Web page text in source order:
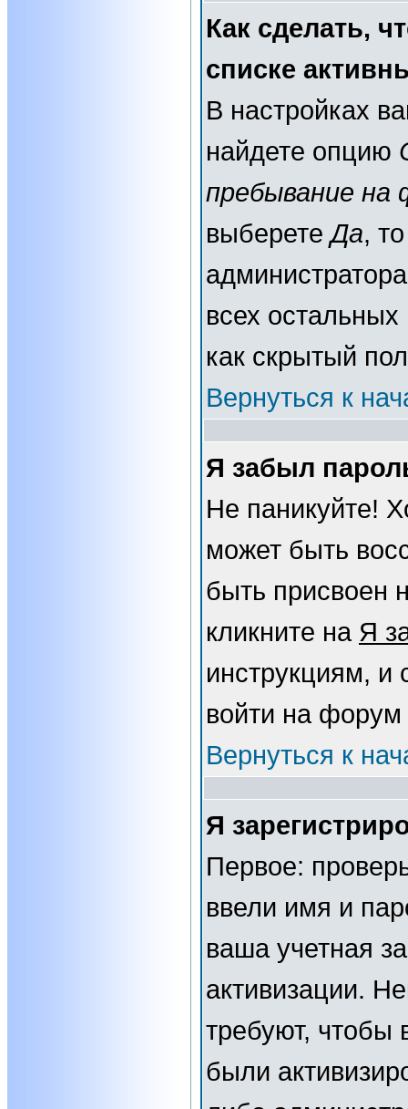
Как сделать,
списке
В настройках
найдете опцию
пребывание на
выберетеДа,
всех
как скрытый
Вернуться к
Я забыл
Не паникуйте!
может быть
быть присвоен
кликните на Я
инструкциям, и
войти на форум
Вернуться к
Я
Первое:
ввели имя и
ваша учетная
активизации.
требуют, чтобы
были